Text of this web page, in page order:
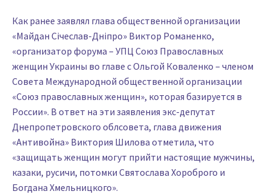
Как ранее заявлял глава общественной организации
«Майдан Січеслав-Дніпро» Виктор Романенко,
«организатор форума – УПЦ Союз Православных
женщин Украины во главе с Ольгой Коваленко – членом
Совета Международной общественной организации
«Союз православных женщин», которая базируется в
России». В ответ на эти заявления экс-депутат
Днепропетровского облсовета, глава движения
«Антивойна» Виктория Шилова отметила, что
«защищать женщин могут прийти настоящие мужчины,
казаки, русичи, потомки Святослава Хороброго и
Богдана Хмельницкого».